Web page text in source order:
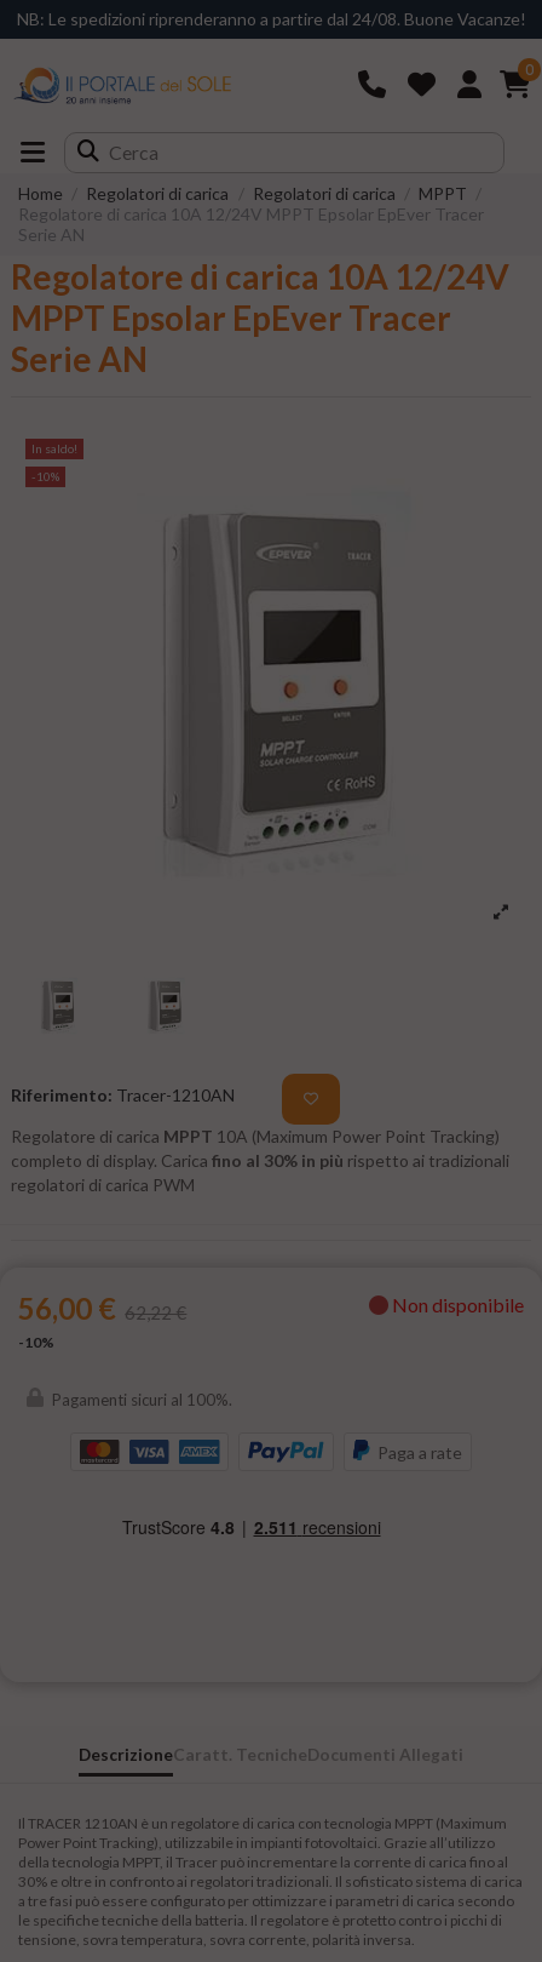
NB: Le spedizioni riprenderanno a partire dal 24/08. Buone Vacanze!
0
Home Regolatori di carica Regolatori di carica
MPPT
Regolatore di carica 10A 12/24V MPPT Epsolar EpEver Tracer
Serie AN
Regolatore di carica 10A 12/24V
MPPT Epsolar EpEver Tracer
Serie AN
In saldo!
-10%
Riferimento: Tracer-1210AN
Regolatore di carica MPPT 10A (Maximum Power Point Tracking)
completo di display. Carica fino al 30% in più rispetto ai tradizionali
regolatori di carica PWM
56,00 € 62,22 €
-10%
Non disponibile
Pagamenti sicuri al 100%.
Paga a rate
DescrizioneCaratt. TecnicheDocumenti Allegati
Il TRACER 1210AN è un regolatore di carica con tecnologia MPPT (Maximum
Power Point Tracking), utilizzabile in impianti fotovoltaici. Grazie all’utilizzo
della tecnologia MPPT, il Tracer può incrementare la corrente di carica fino al
30% e oltre in confronto ai regolatori tradizionali. Il sofisticato sistema di carica
a tre fasi può essere configurato per ottimizzare i parametri di carica secondo
le specifiche tecniche della batteria. Il regolatore è protetto contro i picchi di
tensione, sovra temperatura, sovra corrente, polarità inversa.